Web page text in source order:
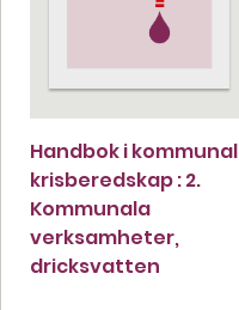
Handbok i kommunal
krisberedskap : 2.
Kommunala
verksamheter,
dricksvatten